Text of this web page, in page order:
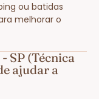
ou batidas
melhorar o
SP (Técnica
ajudar a